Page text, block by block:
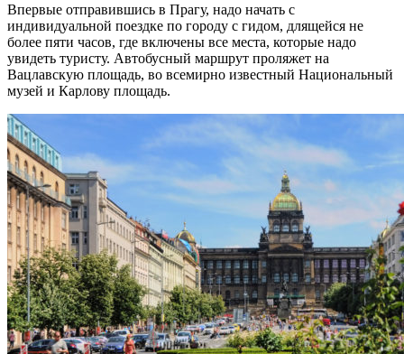
Впервые отправившись в Прагу, надо начать с
индивидуальной поездке по городу с гидом, длящейся не
более пяти часов, где включены все места, которые надо
увидеть туристу. Автобусный маршрут проляжет на
Вацлавскую площадь, во всемирно известный Национальный
музей и Карлову площадь.